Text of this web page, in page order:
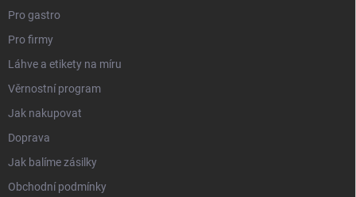
Pro gastro
Pro firmy
Láhve a etikety na míru
Věrnostní program
Jak nakupovat
Doprava
Jak balíme zásilky
Obchodní podmínky